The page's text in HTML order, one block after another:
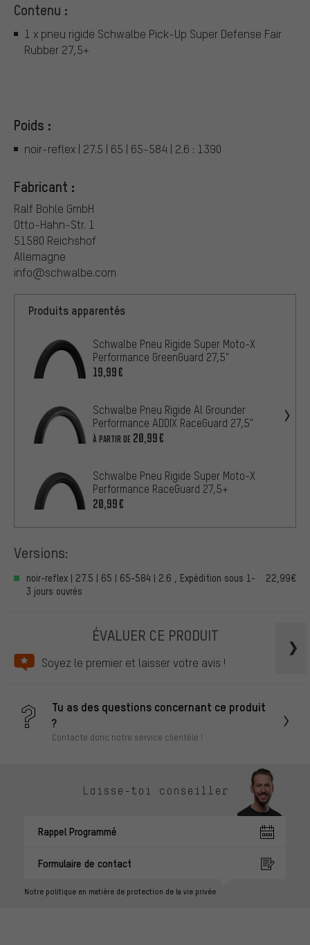
Contenu :
1 x pneu rigide Schwalbe Pick-Up Super Defense Fair
Rubber 27,5+
Poids :
noir-reflex | 27.5 | 65 | 65-584 | 2.6 : 1390
Fabricant :
Ralf Bohle GmbH
Otto-Hahn-Str. 1
51580 Reichshof
Allemagne
info@schwalbe.com
Produits apparentés
Schwalbe Pneu Rigide Super Moto-X
Performance GreenGuard 27,5"
19,99€
Schwalbe Pneu Rigide Al Grounder
Performance ADDIX RaceGuard 27,5"
À PARTIR DE 20,99€
Schwalbe Pneu Rigide Super Moto-X
Performance RaceGuard 27,5+
20,99€
Versions:
noir-reflex | 27.5 | 65 | 65-584 | 2.6 , Expédition sous 1-
3 jours ouvrés
22,99€
ÉVALUER CE PRODUIT
Soyez le premier et laisser votre avis !
Tu as des questions concernant ce produit
?
Contacte donc notre service clientèle !
Laisse-toi conseiller
Rappel Programmé
Formulaire de contact
Notre politique en matière de protection de la vie privée